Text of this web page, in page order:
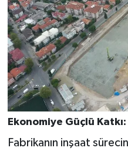
Ekonomiye Güçlü
Fabrikanın inşaat